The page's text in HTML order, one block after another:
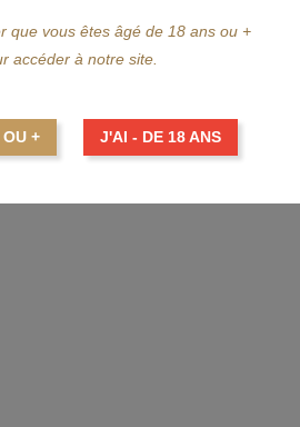
que vous êtes âgé de 18 ans ou +
accéder à notre site.
+ J'AI - DE 18 ANS